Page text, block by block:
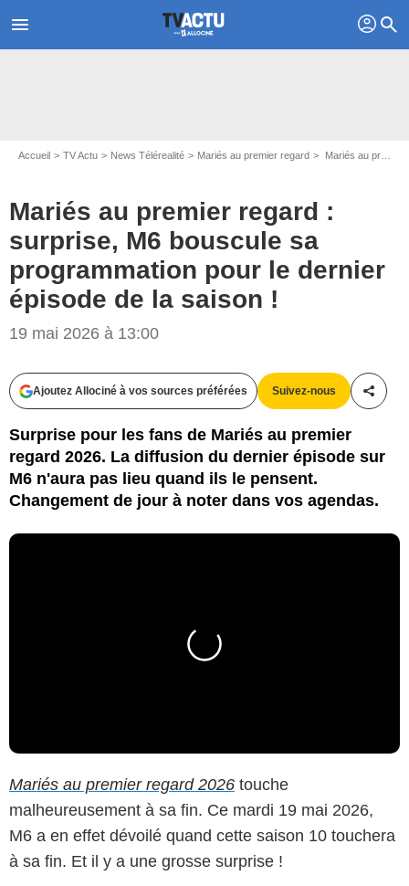
menu profil search
Accueil TV Actu News Télérealité Mariés au premier regard Mariés au premier regard : surprise, M6 bouscule sa programmation pour le dernier épisode de la saison !
Mariés au premier regard :
surprise, M6 bouscule sa
programmation pour le dernier
épisode de la saison !
19 mai 2026 à 13:00
Ajoutez Allociné à vos sources préférées Suivez-nous
Surprise pour les fans de Mariés au premier
regard 2026. La diffusion du dernier épisode sur
M6 n'aura pas lieu quand ils le pensent.
Changement de jour à noter dans vos agendas.
Mariés au premier regard 2026 touche
malheureusement à sa fin. Ce mardi 19 mai 2026,
M6 a en effet dévoilé quand cette saison 10 touchera
à sa fin. Et il y a une grosse surprise !